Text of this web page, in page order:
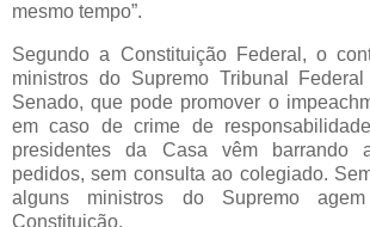
mesmo tempo”.
Segundo a Constituição Federal, o
ministros do Supremo Tribunal
Senado, que pode promover o
em caso de crime de
presidentes da Casa vêm barrando
pedidos, sem consulta ao colegiado.
alguns ministros do Supremo
Constituição.